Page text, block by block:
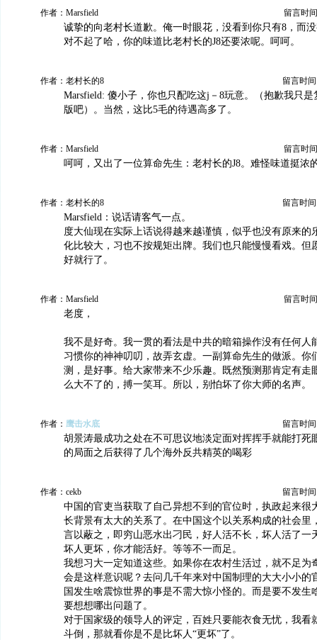
作者：Marsfield 留言时
诚挚的向老村长道歉。俺一时眼花，没看到你只有8，而
对不起了哈，你的味道比老村长的J8还要浓呢。呵呵。
作者：老村长的8 留言时间
Marsfield: 傻小子，你也只配吃这j－8玩意。（抱歉我只
版吧）。当然，这比5毛的待遇高多了。
作者：Marsfield 留言时
呵呵，又出了一位算命先生：老村长的J8。难怪味道挺浓
作者：老村长的8 留言时间
Marsfield：说话请客气一点。
度大仙现在实际上话说得越来越谨慎，似乎也没有原来的
化比较大，习也不按规矩出牌。我们也只能慢慢看戏。但
好就行了。
作者：Marsfield 留言时
老度，
我不是好奇。我一贯的看法是中共的暗箱操作没有任何人
习惯你的神神叨叨，故弄玄虚。一副算命先生的做派。你
测，是好事。给大家带来不少乐趣。既然预测那肯定有走
么大不了的，搏一笑耳。所以，别怕坏了你大师的名声。
作者： 鹰击水底 留言时间
胡景涛最成功之处在不可思议地淡定面对挥挥手就能打死
的局面之后获得了几个海外反共精英的喝彩
作者：cekb 留言时间
中国的官吏当获取了自己异想不到的官位时，执政起来很
长背景有太大的关系了。在中国这个以关系构成的社会里
言以蔽之，即穷山恶水出刁民，好人活不长，坏人活了一
坏人更坏，你才能活好。等等不一而足。
我想习大一定知道这些。如果你在农村生活过，就不足为
会是这样意识呢？去问几千年来对中国制理的大大小小的
国发生啥震惊世界的事是不需大惊小怪的。而是要不发生
要想想哪出问题了。
对于国家级的领导人的评定，百姓只要能衣食无忧，我看
斗倒，那就看你是不是比坏人“更坏”了。